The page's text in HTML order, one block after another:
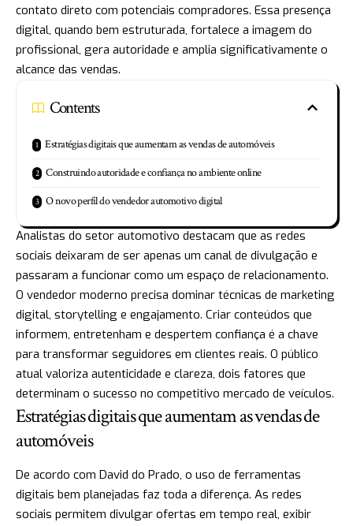
contato direto com potenciais compradores. Essa presença
digital, quando bem estruturada, fortalece a imagem do
profissional, gera autoridade e amplia significativamente o
alcance das vendas.
Contents
Estratégias digitais que aumentam as vendas de automóveis
Construindo autoridade e confiança no ambiente online
O novo perfil do vendedor automotivo digital
Analistas do setor automotivo destacam que as redes
sociais deixaram de ser apenas um canal de divulgação e
passaram a funcionar como um espaço de relacionamento.
O vendedor moderno precisa dominar técnicas de marketing
digital, storytelling e engajamento. Criar conteúdos que
informem, entretenham e despertem confiança é a chave
para transformar seguidores em clientes reais. O público
atual valoriza autenticidade e clareza, dois fatores que
determinam o sucesso no competitivo mercado de veículos.
Estratégias digitais que aumentam as vendas de
automóveis
De acordo com David do Prado, o uso de ferramentas
digitais bem planejadas faz toda a diferença. As redes
sociais permitem divulgar ofertas em tempo real, exibir